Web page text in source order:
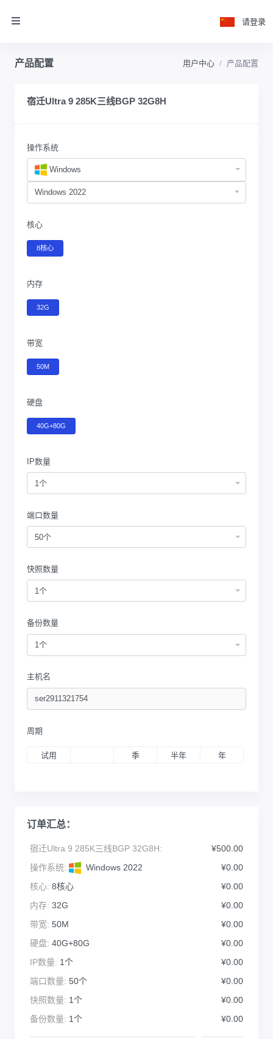
请登录
产品配置 用户中心 产品配置
宿迁Ultra 9 285K三线BGP 32G8H
操作系统
Windows
核心
8核心
内存
32G
带宽
50M
硬盘
40G+80G
IP数量
1个
端口数量
50个
快照数量
1个
备份数量
1个
主机名
周期
试用 季 半年 年
订单汇总：
宿迁Ultra 9 285K三线BGP 32G8H:
¥500.00
操作系统:
Windows 2022
¥0.00
核心: 8核心
¥0.00
内存: 32G
¥0.00
带宽: 50M
¥0.00
硬盘: 40G+80G
¥0.00
IP数量: 1个
¥0.00
端口数量: 50个
¥0.00
快照数量: 1个
¥0.00
备份数量: 1个 ¥0.00